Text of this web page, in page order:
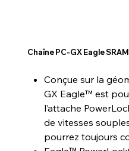
Chaîne PC-GX Eagle
Conçue sur la
GX Eagle™ est
l’attache
de vitesses
pourrez toujours